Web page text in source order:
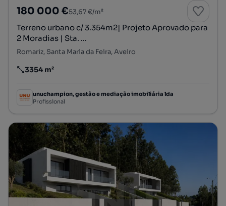
180 000 €53,67 €/m²
Terreno urbano c/ 3.354m2| Projeto Aprovado para
2 Moradias | Sta. ...
Romariz, Santa Maria da Feira, Aveiro
Preço por metro quadrado
3354 m²
unuchampion, gestão e mediação imobiliária lda
Profissional